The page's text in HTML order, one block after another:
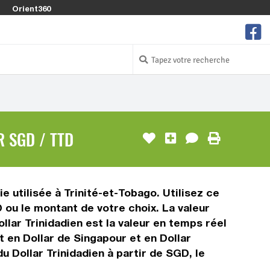
Orient360
SGD / TTD
utilisée à Trinité-et-Tobago. Utilisez ce
le montant de votre choix. La valeur
Trinidadien est la valeur en temps réel
Dollar de Singapour et en Dollar
Dollar Trinidadien à partir de SGD, le